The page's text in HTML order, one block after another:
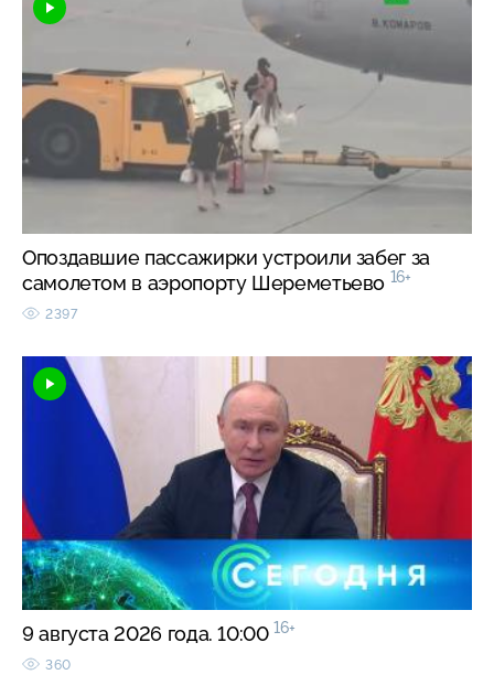
Опоздавшие пассажирки устроили забег за
самолетом в аэропорту Шереметьево 16+
2397
9 августа 2026 года. 10:00 16+
360